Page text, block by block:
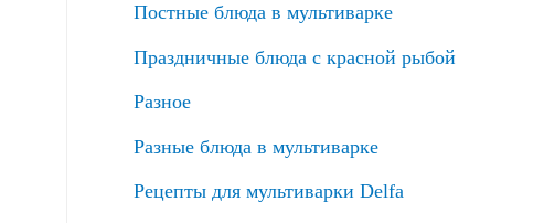
Постные блюда в мультиварке
Праздничные блюда с красной рыбой
Разное
Разные блюда в мультиварке
Рецепты для мультиварки Delfa